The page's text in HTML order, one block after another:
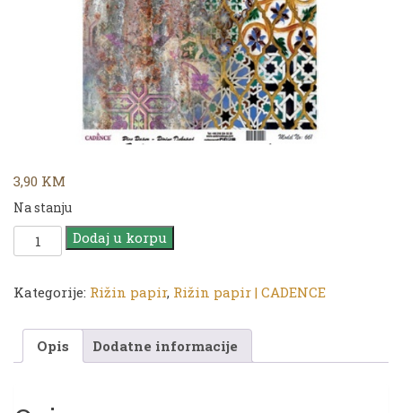
3,90 KM
Na stanju
Rižin
papir
CA
količina
Dodaj u korpu
Kategorije: Rižin papir, Rižin papir | CADENCE
Opis Dodatne informacije